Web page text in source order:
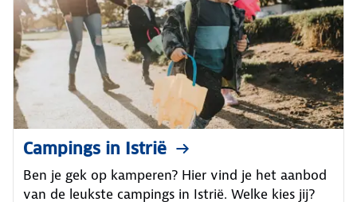
Campings in Istrië
Ben je gek op kamperen? Hier vind je het aanbod
van de leukste campings in Istrië. Welke kies jij?